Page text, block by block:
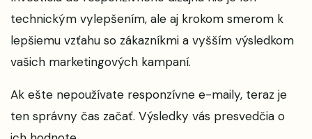
technickým vylepšením, ale aj krokom smerom k
lepšiemu vzťahu so zákazníkmi a vyšším výsledkom
vašich marketingových kampaní.
Ak ešte nepoužívate responzívne e-maily, teraz je
ten správny čas začať. Výsledky vás presvedčia o